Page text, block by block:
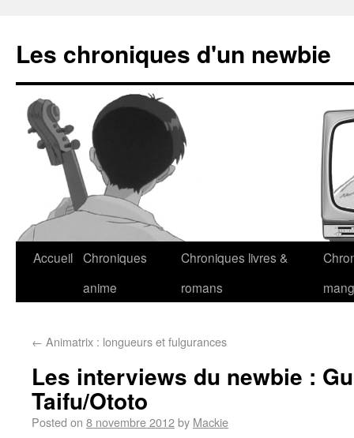
Les chroniques d'un newbie
Accueil Chroniques
anime
Chroniques livres &
romans
← Animatrix : longueurs et fulgurances
Les interviews du newbie :
Taifu/Ototo
Posted on 8 novembre 2012by Mackie